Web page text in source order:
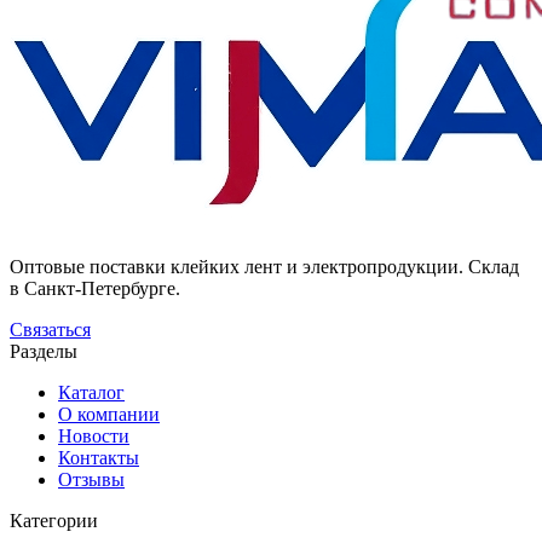
Оптовые поставки клейких лент и электропродукции. Склад
в Санкт-Петербурге.
Связаться
Разделы
Каталог
О компании
Новости
Контакты
Отзывы
Категории